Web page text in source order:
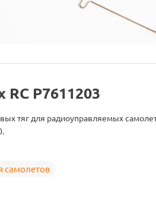
P7611203
тяг для радиоуправляемых
самолетов